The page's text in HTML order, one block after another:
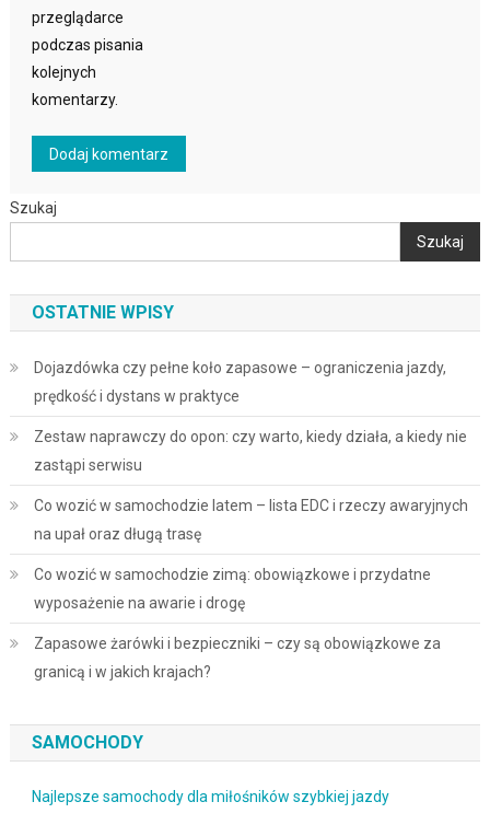
przeglądarce
podczas pisania
kolejnych
komentarzy.
Szukaj
Szukaj
OSTATNIE WPISY
Dojazdówka czy pełne koło zapasowe – ograniczenia jazdy,
prędkość i dystans w praktyce
Zestaw naprawczy do opon: czy warto, kiedy działa, a kiedy nie
zastąpi serwisu
Co wozić w samochodzie latem – lista EDC i rzeczy awaryjnych
na upał oraz długą trasę
Co wozić w samochodzie zimą: obowiązkowe i przydatne
wyposażenie na awarie i drogę
Zapasowe żarówki i bezpieczniki – czy są obowiązkowe za
granicą i w jakich krajach?
SAMOCHODY
Najlepsze samochody dla miłośników szybkiej jazdy